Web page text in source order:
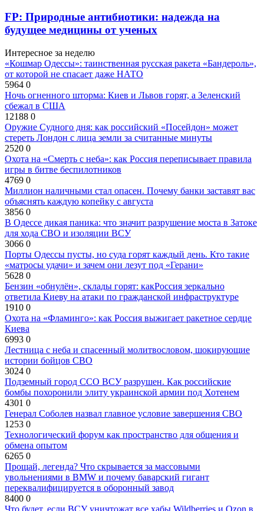
FP: Природные антибиотики: надежда на
будущее медицины от ученых
Интересное за неделю
«Кошмар Одессы»: таинственная русская ракета «Бандероль»,
от которой не спасает даже НАТО
5964 0
Ночь огненного шторма: Киев и Львов горят, а Зеленский
сбежал в США
12188 0
Оружие Судного дня: как российский «Посейдон» может
стереть Лондон с лица земли за считанные минуты
2520 0
Охота на «Смерть с неба»: как Россия переписывает правила
игры в битве беспилотников
4769 0
Миллион наличными стал опасен. Почему банки заставят вас
объяснять каждую копейку с августа
3856 0
В Одессе дикая паника: что значит разрушение моста в Затоке
для хода СВО и изоляции ВСУ
3066 0
Порты Одессы пусты, но суда горят каждый день. Кто такие
«матросы удачи» и зачем они лезут под «Герани»
5628 0
Бензин «обнулён», склады горят: какРоссия зеркально
ответила Киеву на атаки по гражданской инфраструктуре
1910 0
Охота на «Фламинго»: как Россия выжигает ракетное сердце
Киева
6993 0
Лестница с неба и спасенный молитвословом, шокирующие
истории бойцов СВО
3024 0
Подземный город ССО ВСУ разрушен. Как российские
бомбы похоронили элиту украинской армии под Хотенем
4301 0
Генерал Соболев назвал главное условие завершения СВО
1253 0
Технологический форум как пространство для общения и
обмена опытом
6265 0
Прощай, легенда? Что скрывается за массовыми
увольнениями в BMW и почему баварский гигант
переквалифицируется в оборонный завод
8400 0
Что будет, если ВСУ уничтожат все хабы Wildberries и Ozon в